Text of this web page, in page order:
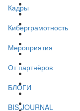
Кадры
Киберграмотность
Мероприятия
От партнёров
БЛОГИ
BIS JOURNAL